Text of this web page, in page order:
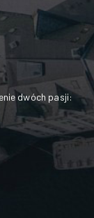
dwóch pasji: